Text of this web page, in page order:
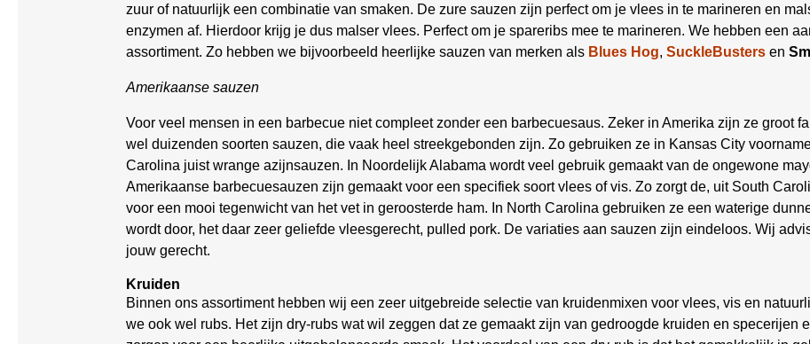
zuur of natuurlijk een combinatie van smaken. De zure sauzen zijn perfect om je vlees in te marineren en
enzymen af. Hierdoor krijg je dus malser vlees. Perfect om je spareribs mee te marineren. We hebben een
assortiment. Zo hebben we bijvoorbeeld heerlijke sauzen van merken als Blues Hog, SuckleBusters en
Amerikaanse sauzen
Voor veel mensen in een barbecue niet compleet zonder een barbecuesaus. Zeker in Amerika zijn ze groot
wel duizenden soorten sauzen, die vaak heel streekgebonden zijn. Zo gebruiken ze in Kansas City
Carolina juist wrange azijnsauzen. In Noordelijk Alabama wordt veel gebruik gemaakt van de ongewone
Amerikaanse barbecuesauzen zijn gemaakt voor een specifiek soort vlees of vis. Zo zorgt de, uit South
voor een mooi tegenwicht van het vet in geroosterde ham. In North Carolina gebruiken ze een waterige
wordt door, het daar zeer geliefde vleesgerecht, pulled pork. De variaties aan sauzen zijn eindeloos. Wij
jouw gerecht.
Kruiden
Binnen ons assortiment hebben wij een zeer uitgebreide selectie van kruidenmixen voor vlees, vis en
we ook wel rubs. Het zijn dry-rubs wat wil zeggen dat ze gemaakt zijn van gedroogde kruiden en specerijen